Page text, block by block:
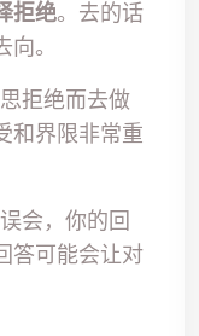
拒绝。去的话
。
拒绝而去做
和界限非常重
会，你的回
答可能会让对